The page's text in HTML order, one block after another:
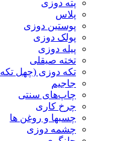
پته دوزی
پلاس
پوستین دوزی
پولک دوزی
پیله دوزی
تخته صیقلی
تکه دوزی (چهل
جاجیم
چاپ‌های سنتی
چرخ کاری
چسبها و روغن ها
چشمه دوزی